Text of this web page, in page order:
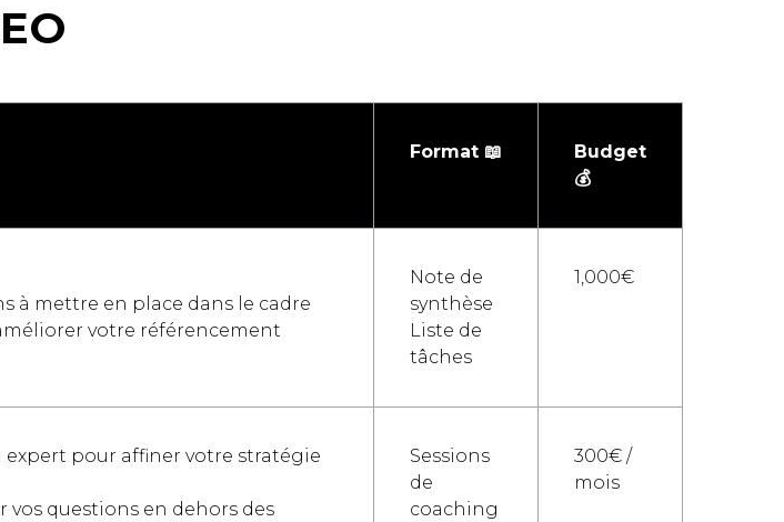
Format 📖
Budget
💰
à mettre en place dans le cadre
votre référencement
Note de
synthèse
Liste de
tâches
1,000€
expert pour affiner votre stratégie
vos questions en dehors des
Sessions
de
coaching
300€ /
mois